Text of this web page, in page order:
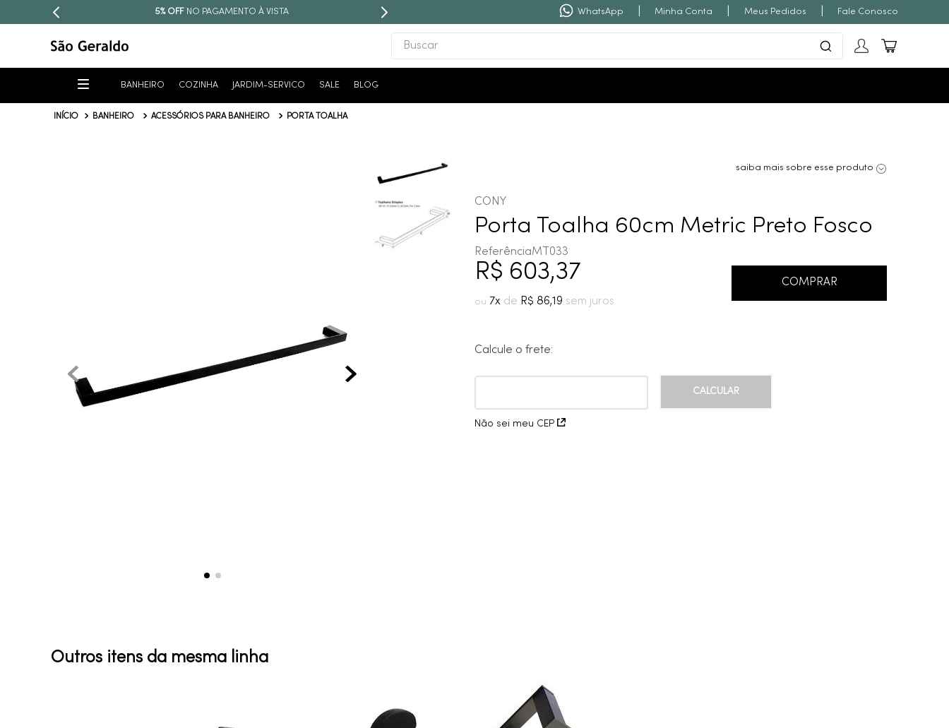
PARCELE EM ATÉ 10X SEM JUROS WhatsApp Minha Conta Meus Pedidos Fale Conosco
Buscar
BANHEIRO COZINHA JARDIM-SERVICO SALE BLOG
BANHEIRO ACESSÓRIOS PARA BANHEIRO PORTA TOALHA
saiba mais sobre esse produto
CONY
Porta Toalha 60cm Metric Preto Fosco
ReferênciaMT033
R$ 603,37
7 R$ 86,19
COMPRAR
Calcule o frete:
Não sei meu CEP
Outros itens da mesma linha
torneira
perola
7º
deca you